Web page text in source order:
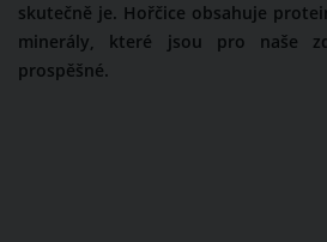
skutečně je. Hořčice obsahuje
minerály, které jsou pro naše
prospěšné.